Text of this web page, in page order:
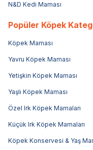
N&D Kedi Maması
Popüler Köpek
Köpek Maması
Yavru Köpek Maması
Yetişkin Köpek Maması
Yaşlı Köpek Maması
Özel Irk Köpek Mamaları
Küçük Irk Köpek Mamaları
Köpek Konservesi & Yaş